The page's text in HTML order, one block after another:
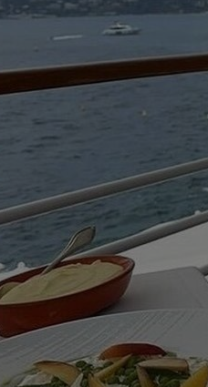
Użycie
Przechowywanie
badnie